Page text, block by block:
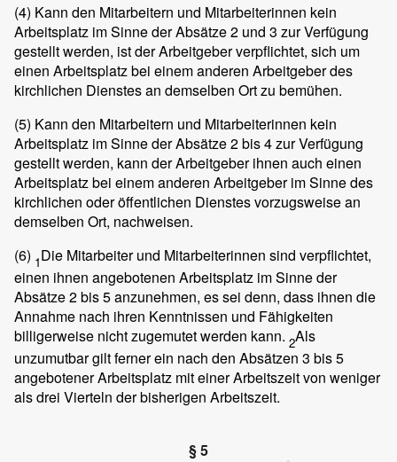
(4) Kann den Mitarbeitern und Mitarbeiterinnen kein
Arbeitsplatz im Sinne der Absätze 2 und 3 zur Verfügung
gestellt werden, ist der Arbeitgeber verpflichtet, sich um
einen Arbeitsplatz bei einem anderen Arbeitgeber des
kirchlichen Dienstes an demselben Ort zu bemühen.
(5) Kann den Mitarbeitern und Mitarbeiterinnen kein
Arbeitsplatz im Sinne der Absätze 2 bis 4 zur Verfügung
gestellt werden, kann der Arbeitgeber ihnen auch einen
Arbeitsplatz bei einem anderen Arbeitgeber im Sinne des
kirchlichen oder öffentlichen Dienstes vorzugsweise an
demselben Ort, nachweisen.
(6) 1Die Mitarbeiter und Mitarbeiterinnen sind verpflichtet,
einen ihnen angebotenen Arbeitsplatz im Sinne der
Absätze 2 bis 5 anzunehmen, es sei denn, dass ihnen die
Annahme nach ihren Kenntnissen und Fähigkeiten
billigerweise nicht zugemutet werden kann. 2Als
unzumutbar gilt ferner ein nach den Absätzen 3 bis 5
angebotener Arbeitsplatz mit einer Arbeitszeit von weniger
als drei Vierteln der bisherigen Arbeitszeit.
§ 5